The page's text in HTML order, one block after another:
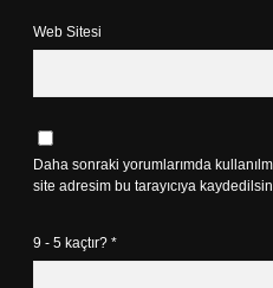
Web Sitesi
Daha sonraki yorumlarımda
site adresim bu tarayıcıya
9 - 5 kaçtır? *